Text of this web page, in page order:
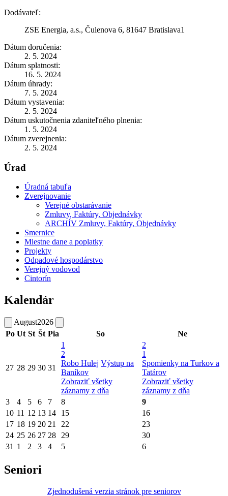
Dodávateľ:
ZSE Energia, a.s., Čulenova 6, 81647 Bratislava1
Dátum doručenia:
2. 5. 2024
Dátum splatnosti:
16. 5. 2024
Dátum úhrady:
7. 5. 2024
Dátum vystavenia:
2. 5. 2024
Dátum uskutočnenia zdaniteľného plnenia:
1. 5. 2024
Dátum zverejnenia:
2. 5. 2024
Úrad
Úradná tabuľa
Zverejnovanie
Verejné obstarávanie
Zmluvy, Faktúry, Objednávky
ARCHÍV Zmluvy, Faktúry, Objednávky
Smernice
Miestne dane a poplatky
Projekty
Odpadové hospodárstvo
Verejný vodovod
Cintorín
Kalendár
August2026
Po Ut St Št Pia So Ne
27 28 29 30 31
1
2
Robo Hulej Výstup na
Baníkov
Zobraziť všetky
záznamy z dňa
2
1
Spomienky na Turkov a
Tatárov
Zobraziť všetky
záznamy z dňa
3
4 5 6 7 8
9
10 11 12 13 14 15
16
17 18 19 20 21 22
23
24 25 26 27 28 29
30
31 1 2 3 4 5 6
Seniori
Zjednodušená verzia stránok pre seniorov